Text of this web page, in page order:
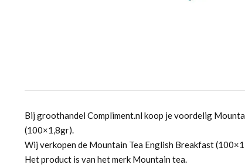
Bij groothandel Compliment.nl koop je voordelig
(100×1,8gr).
Wij verkopen de Mountain Tea English Breakfast
Het product is van het merk Mountain tea.